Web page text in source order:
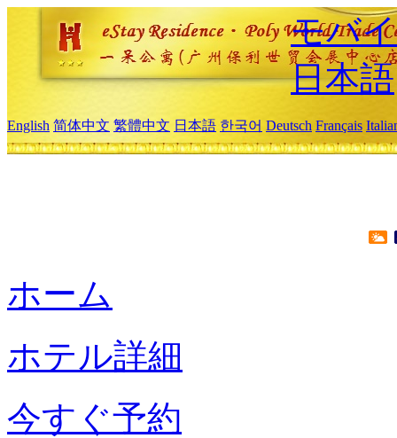
モバ
日本語
English 简体中文 繁體中文 日本語 한국어 Deutsch Français
ホーム
ホテル詳細
今すぐ予約